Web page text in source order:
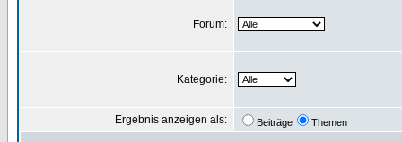
Forum:
Kategorie:
Ergebnis anzeigen als: Beiträge Themen